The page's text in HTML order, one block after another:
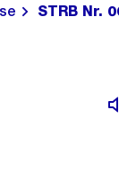
STRB Nr.